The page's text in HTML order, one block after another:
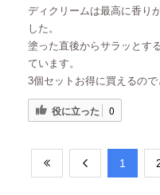
ディクリームは最高に香り
した。
塗った直後からサラッとす
ています。
3個セットお得に買えるので
役に立った 0
​1